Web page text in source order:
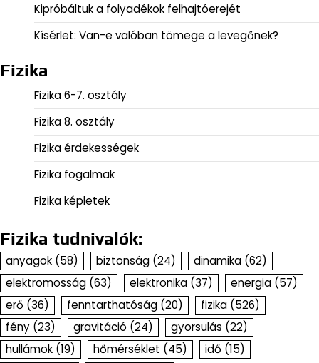
Kipróbáltuk a folyadékok felhajtóerejét
Kísérlet: Van-e valóban tömege a levegőnek?
Fizika
Fizika 6-7. osztály
Fizika 8. osztály
Fizika érdekességek
Fizika fogalmak
Fizika képletek
Fizika tudnivalók:
anyagok (58) biztonság (24) dinamika (62)
elektromosság (63) elektronika (37) energia (57)
erő (36) fenntarthatóság (20) fizika (526)
fény (23) gravitáció (24) gyorsulás (22)
hullámok (19) hőmérséklet (45) idő (15)